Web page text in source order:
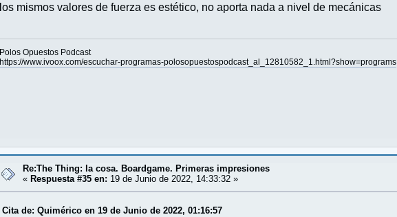
los mismos valores de fuerza es estético, no aporta nada a nivel de mecánicas
Polos Opuestos Podcast
https://www.ivoox.com/escuchar-programas-polosopuestospodcast_al_12810582_1.html?show=programs
Re:The Thing: la cosa. Boardgame. Primeras impresiones
«Respuesta #35 en: 19 de Junio de 2022, 14:33:32 »
Cita de: Quimérico en 19 de Junio de 2022, 01:16:57